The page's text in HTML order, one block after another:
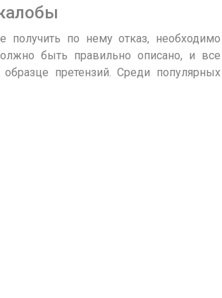
получить по нему отказ, необходимо
быть правильно описано, и все
претензий. Среди популярных